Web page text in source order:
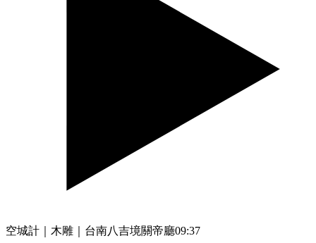
空城計｜木雕｜台南八吉境關帝廳09:37